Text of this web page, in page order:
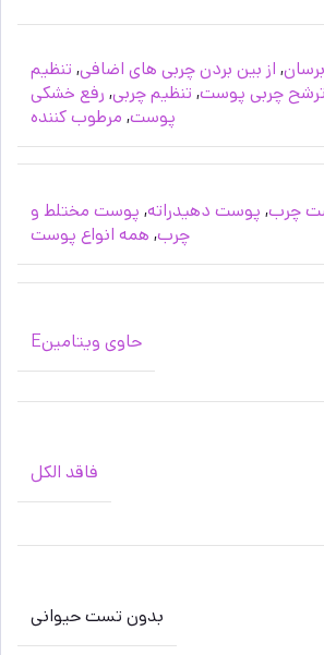
, از بین بردن چربی های اضافی, تنظیم
ترشح چربی پوست, تنظیم چربی, رفع خشکی
پوست, مرطوب کننده
چرب, پوست دهیدراته, پوست مختلط و
چرب, همه انواع پوست
حاوی ویتامینE
فاقد الکل
بدون تست حیوانی